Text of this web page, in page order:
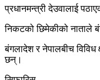
प्रधानमन्त्री देउवालाई
निकटको छिमेकीको नाताले
बंगलादेश र नेपालबीच विविध
छन्।